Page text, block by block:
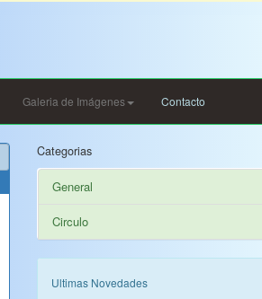
Galeria de Imágenes Contacto
Categorias
General
Circulo
Ultimas Novedades